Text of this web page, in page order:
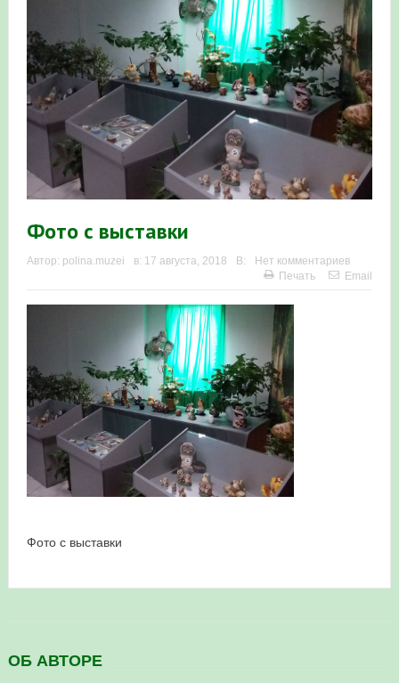
Итоги акции «Весенняя перекличка-2026» в
Республике Башкортостан
«Весенняя перекличка-2026» — 21-31 мая 2026
Мероприятие для ребят из дневного лагеря центра
олимпиадного движения «Аврора»
Участие башкирских орнитологов и бердвотчеров в
проекте «Развитие программы мониторинга
численности птиц в европейской части России»
«Весенняя перекличка-2026» — 11-20 мая 2026
Мониторинг орнитофауны на постоянных маршрутах
в Республике Башкортостан в 2026 году
Фото с выставки
Автор: polina.muzei в: 17 августа, 2018 В:
Нет комментариев
Печать
Email
Фото с выставки
ОБ АВТОРЕ